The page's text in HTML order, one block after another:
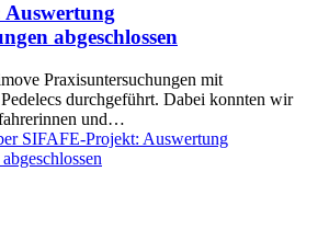
abgeschlossen
Praxisuntersuchungen mit
durchgeführt. Dabei konnten wir
und…
SIFAFE-Projekt: Auswertung